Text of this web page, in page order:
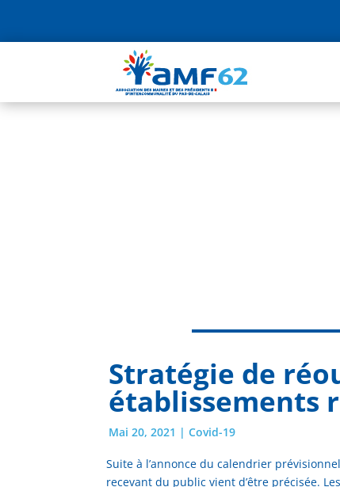
Stratégie de
établissements
Mai 20, 2021 |Covid-19
Suite à l’annonce du calendrier
recevant du public vient d’être précisée.